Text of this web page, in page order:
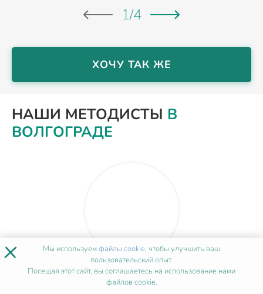
1/4
ХОЧУ ТАК ЖЕ
НАШИ МЕТОДИСТЫ В
ВОЛГОГРАДЕ
Ирина Власова
× Мы используемфайлы cookie, чтобы улучшить ваш
пользовательский опыт.
Посещая этот сайт, вы соглашаетесь на использование нами
файлов cookie.